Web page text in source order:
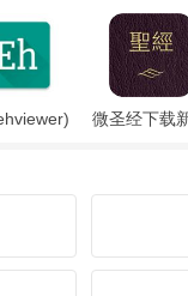
老版本
微圣经下载